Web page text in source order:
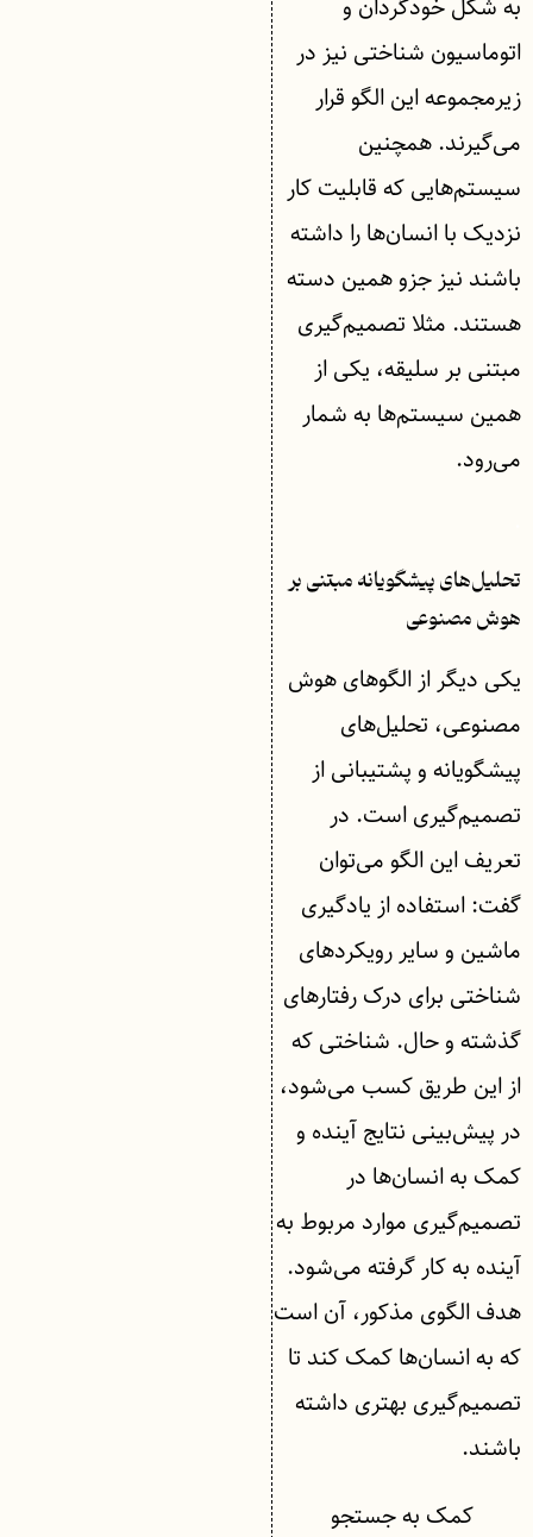
اتوماسیون شناختی نیز در
زیرمجموعه این الگو قرار
می‌گیرند. همچنین
سیستم‌هایی که قابلیت کار
نزدیک با انسان‌ها را داشته
باشند نیز جزو همین دسته
هستند. مثلا تصمیم‌‌گیری
مبتنی بر سلیقه، یکی از
همین سیستم‌ها به شمار
می‌رود.
تحلیل‌های پیشگویانه مبتنی بر
هوش مصنوعی
یکی دیگر از الگوهای هوش
مصنوعی، تحلیل‌های
پیشگویانه و پشتیبانی از
تصمیم‌گیری است. در
تعریف این الگو می‌توان
گفت: استفاده از یادگیری
ماشین و سایر رویکردهای
شناختی برای درک رفتارهای
گذشته و حال. شناختی که
از این طریق کسب می‌شود،
در پیش‌بینی نتایج آینده و
کمک به انسان‌ها در
تصمیم‌گیری موارد مربوط به
آینده به کار گرفته می‌شود.
هدف الگوی مذکور، آن است
که به انسان‌ها کمک کند تا
تصمیم‌گیری بهتری داشته
باشند.
کمک به جستجو